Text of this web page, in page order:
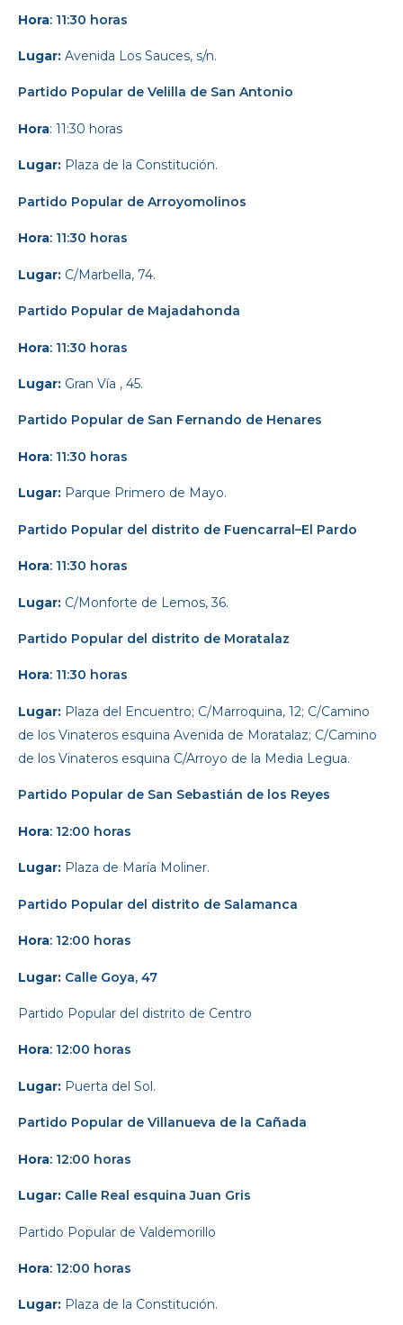
Hora: 11:30 horas
Lugar: Avenida Los Sauces, s/n.
Partido Popular de Velilla de San Antonio
Hora: 11:30 horas
Lugar: Plaza de la Constitución.
Partido Popular de Arroyomolinos
Hora: 11:30 horas
Lugar: C/Marbella, 74.
Partido Popular de Majadahonda
Hora: 11:30 horas
Lugar: Gran Vía , 45.
Partido Popular de San Fernando de Henares
Hora: 11:30 horas
Lugar: Parque Primero de Mayo.
Partido Popular del distrito de Fuencarral–El Pardo
Hora: 11:30 horas
Lugar: C/Monforte de Lemos, 36.
Partido Popular del distrito de Moratalaz
Hora: 11:30 horas
Lugar: Plaza del Encuentro; C/Marroquina, 12; C/Camino
de los Vinateros esquina Avenida de Moratalaz; C/Camino
de los Vinateros esquina C/Arroyo de la Media Legua.
Partido Popular de San Sebastián de los Reyes
Hora: 12:00 horas
Lugar: Plaza de María Moliner.
Partido Popular del distrito de Salamanca
Hora: 12:00 horas
Lugar: Calle Goya, 47
Partido Popular del distrito de Centro
Hora: 12:00 horas
Lugar: Puerta del Sol.
Partido Popular de Villanueva de la Cañada
Hora: 12:00 horas
Lugar: Calle Real esquina Juan Gris
Partido Popular de Valdemorillo
Hora: 12:00 horas
Lugar: Plaza de la Constitución.